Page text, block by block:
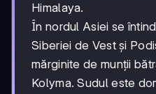
Himalaya.
În nordul Asiei se
Siberiei de Vest și
mărginite de munții
Kolyma. Sudul este